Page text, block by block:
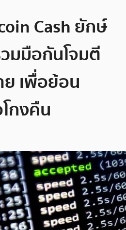
Cash ยักษ์
มมือกันโจมตี
ย เพื่อย้อน
กงคืน